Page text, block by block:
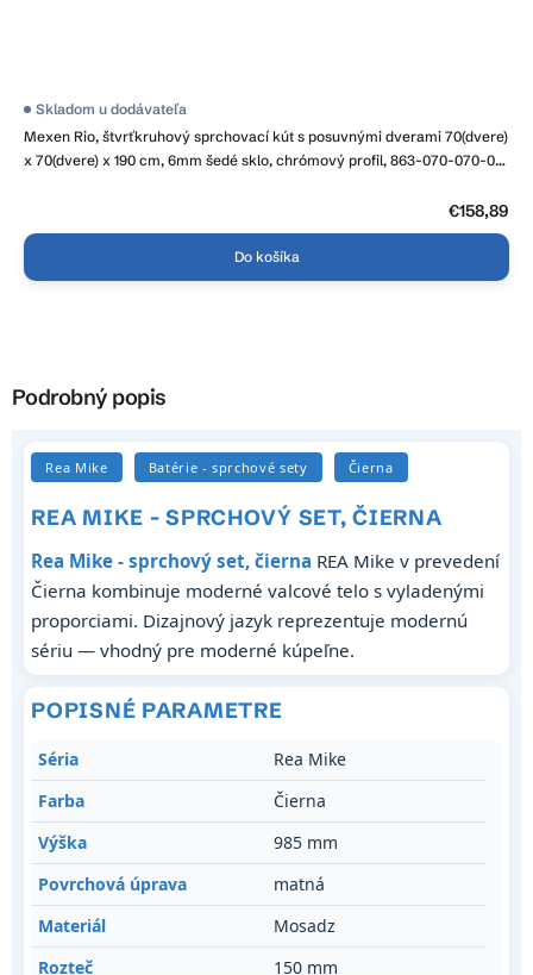
Mexen Rio, štvrťkruhový sprchovací kút s posuvnými dverami 70(dvere)
x 70(dvere) x 190 cm, 6mm šedé sklo, chrómový profil, 863-070-070-01-
Skladom u dodávateľa
€158,89
Do košíka
Podrobný popis
Rea Mike Batérie - sprchové sety Čierna
REA MIKE - SPRCHOVÝ SET, ČIERNA
Rea Mike - sprchový set, čierna REA Mike v prevedení
Čierna kombinuje moderné valcové telo s vyladenými
proporciami. Dizajnový jazyk reprezentuje modernú
sériu — vhodný pre moderné kúpeľne.
POPISNÉ PARAMETRE
Séria
Rea Mike
Farba
Čierna
Výška
985 mm
Povrchová úprava
matná
Materiál
Mosadz
Rozteč
150 mm